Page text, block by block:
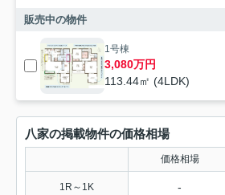
販売中の物件
1号棟
3,080万円
113.44㎡ (4LDK)
八家の掲載物件の価格相場
価格相場
1R～1K -